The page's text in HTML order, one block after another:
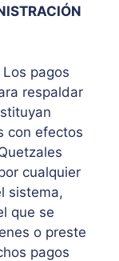
Los pagos
respaldar
con efectos
cualquier
sistema,
que se
o preste
pagos